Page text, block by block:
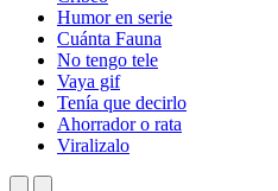
Humor en serie
Cuánta Fauna
No tengo tele
Vaya gif
Tenía que decirlo
Ahorrador o rata
Viralizalo